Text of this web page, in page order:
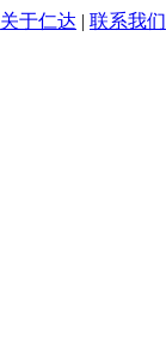
关于仁达 | 联系我们